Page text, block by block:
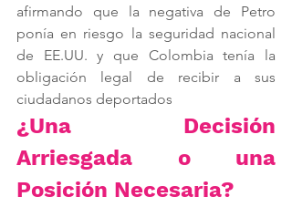
afirmando que la negativa de Petro
ponía en riesgo la seguridad nacional
de EE.UU. y que Colombia tenía la
obligación legal de recibir a sus
ciudadanos deportados​
¿Una Decisión
Arriesgada o una
Posición Necesaria?